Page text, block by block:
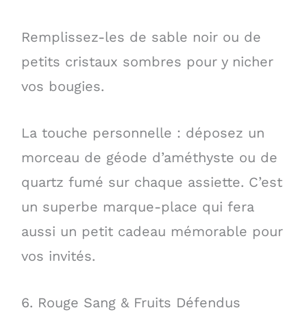
Remplissez-les de sable noir ou de
petits cristaux sombres pour y nicher
vos bougies.
La touche personnelle : déposez un
morceau de géode d’améthyste ou de
quartz fumé sur chaque assiette. C’est
un superbe marque-place qui fera
aussi un petit cadeau mémorable pour
vos invités.
6. Rouge Sang & Fruits Défendus